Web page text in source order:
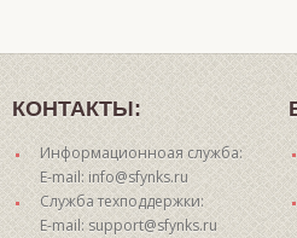
КОНТАКТЫ:
Информационноая служба:
E-mail: info@sfynks.ru
Служба техподдержки:
E-mail: support@sfynks.ru